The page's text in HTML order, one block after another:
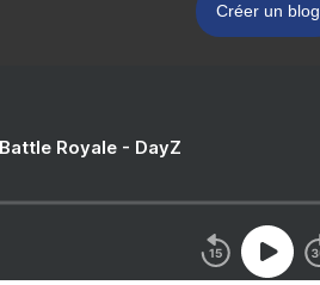
Créer un blog
Royale - DayZ